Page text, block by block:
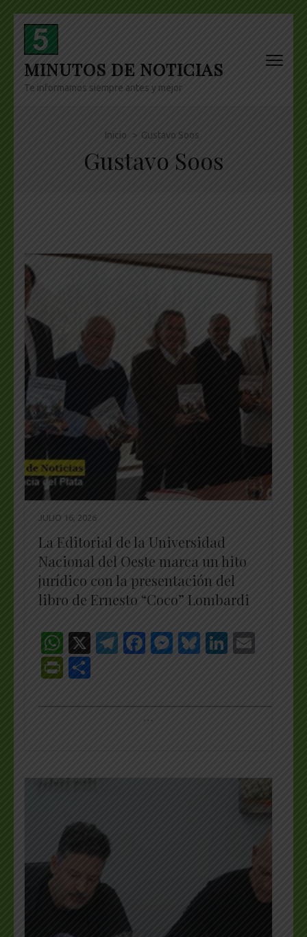
Skip
content
(Press
Enter)
MINUTOS DE NOTICIAS
Te informamos siempre antes y mejor
Inicio > Gustavo Soos
Gustavo Soos
JULIO 16, 2026
La Editorial de la Universidad
Nacional del Oeste marca un hito
jurídico con la presentación del
libro de Ernesto “Coco” Lombardi
WhatsApp
X Telegram
Facebook
Messenger
Bluesky
PrintFriendly